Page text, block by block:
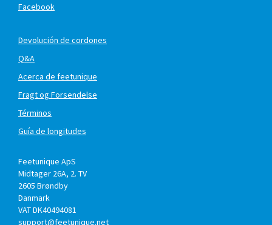
Facebook
Devolución de cordones
Q&A
Acerca de feetunique
Fragt og Forsendelse
Términos
Guía de longitudes
Feetunique ApS
Midtager 26A, 2. TV
2605 Brøndby
Danmark
VAT DK40494081
support@feetunique.net